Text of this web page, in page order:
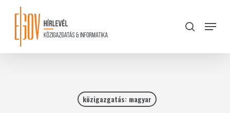
content
search
Menu
közigazgatás: magyar
Close